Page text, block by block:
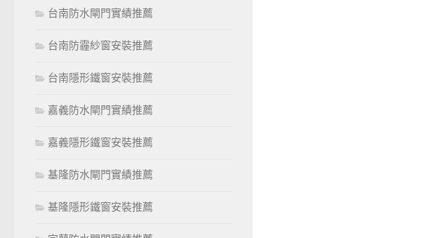
台南防水閘門實績推薦
台南防霾紗窗安裝推薦
台南隱形鐵窗安裝推薦
嘉義防水閘門實績推薦
嘉義隱形鐵窗安裝推薦
基隆防水閘門實績推薦
基隆隱形鐵窗安裝推薦